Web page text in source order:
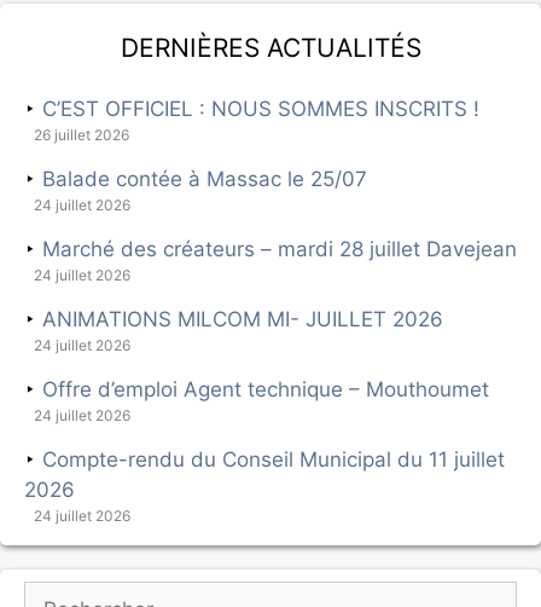
Dernières actualités
C’EST OFFICIEL : NOUS SOMMES INSCRITS !
26 juillet 2026
Balade contée à Massac le 25/07
24 juillet 2026
Marché des créateurs – mardi 28 juillet Davejean
24 juillet 2026
ANIMATIONS MILCOM MI- JUILLET 2026
24 juillet 2026
Offre d’emploi Agent technique – Mouthoumet
24 juillet 2026
Compte-rendu du Conseil Municipal du 11 juillet
2026
24 juillet 2026